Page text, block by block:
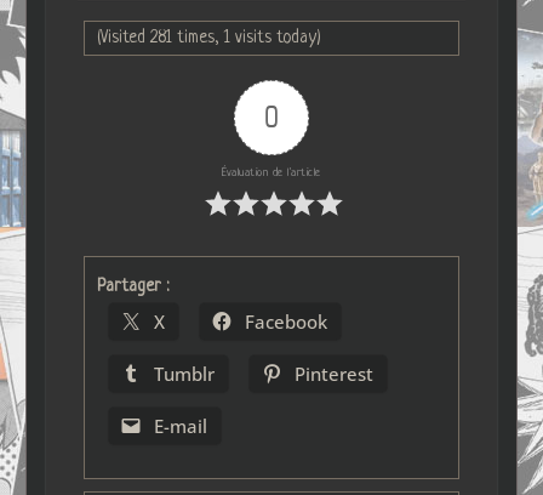
(Visited 281 times, 1 visits today)
0
Évaluation de l'article
Partager :
X Facebook
Tumblr Pinterest
E-mail